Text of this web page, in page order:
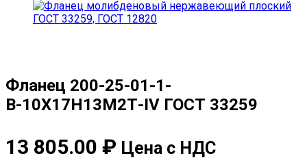
Фланец 200-25-01-1-
В-10Х17Н13М2Т-IV ГОСТ 33259
13 805.00 ₽ Цена с НДС